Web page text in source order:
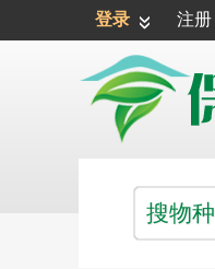
登录 注册
搜物种